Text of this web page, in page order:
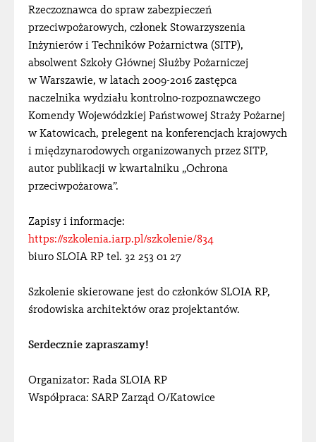
Rzeczoznawca do spraw zabezpieczeń
przeciwpożarowych, członek Stowarzyszenia
Inżynierów i Techników Pożarnictwa (SITP),
absolwent Szkoły Głównej Służby Pożarniczej
w Warszawie, w latach 2009-2016 zastępca
naczelnika wydziału kontrolno-rozpoznawczego
Komendy Wojewódzkiej Państwowej Straży Pożarnej
w Katowicach, prelegent na konferencjach krajowych
i międzynarodowych organizowanych przez SITP,
autor publikacji w kwartalniku „Ochrona
przeciwpożarowa”.
Zapisy i informacje:
https://szkolenia.iarp.pl/szkolenie/834
biuro SLOIA RP tel. 32 253 01 27
Szkolenie skierowane jest do członków SLOIA RP,
środowiska architektów oraz projektantów.
Serdecznie zapraszamy!
Organizator: Rada SLOIA RP
Współpraca: SARP Zarząd O/Katowice